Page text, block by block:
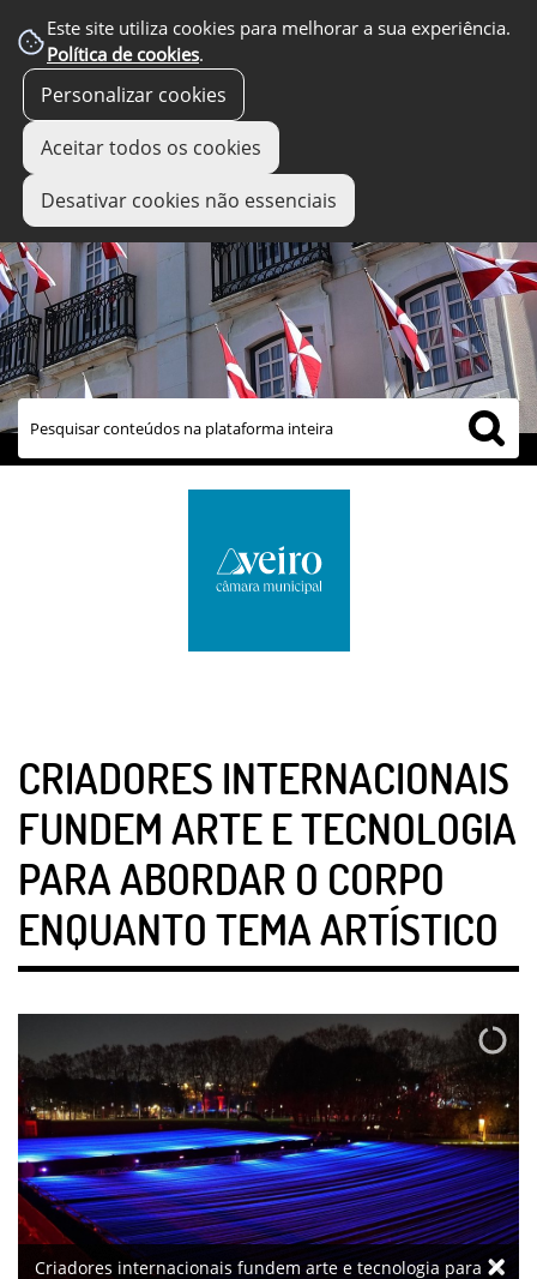
Este site utiliza cookies para melhorar a sua experiência.
Política de cookies.
Personalizar cookies
Aceitar todos os cookies
Desativar cookies não essenciais
links úteis
CRIADORES INTERNACIONAIS
FUNDEM ARTE E TECNOLOGIA
PARA ABORDAR O CORPO
ENQUANTO TEMA ARTÍSTICO